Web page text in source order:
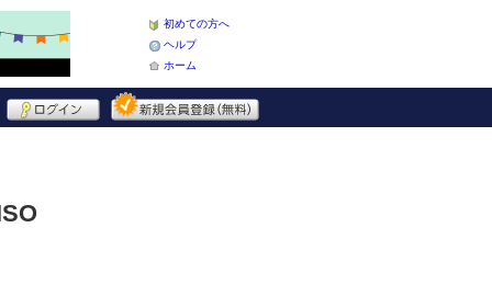
初めての方へ
ヘルプ
ホーム